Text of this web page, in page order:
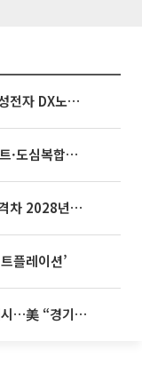
3445억 자사주 지급 마쳤는데...삼성전자 DX노조, 뒤늦은 '떼쓰기 집회'
영끌 '주택공급' 대책 임박⋯비아파트·도심복합까지 총동원
종부세 개편에도…1·3주택 종부세 격차 2028년부터 확대
플레이션’
이란, 미국에 호르무즈 합의 조건 제시…美 “경기 아직 안 끝나” [종합]